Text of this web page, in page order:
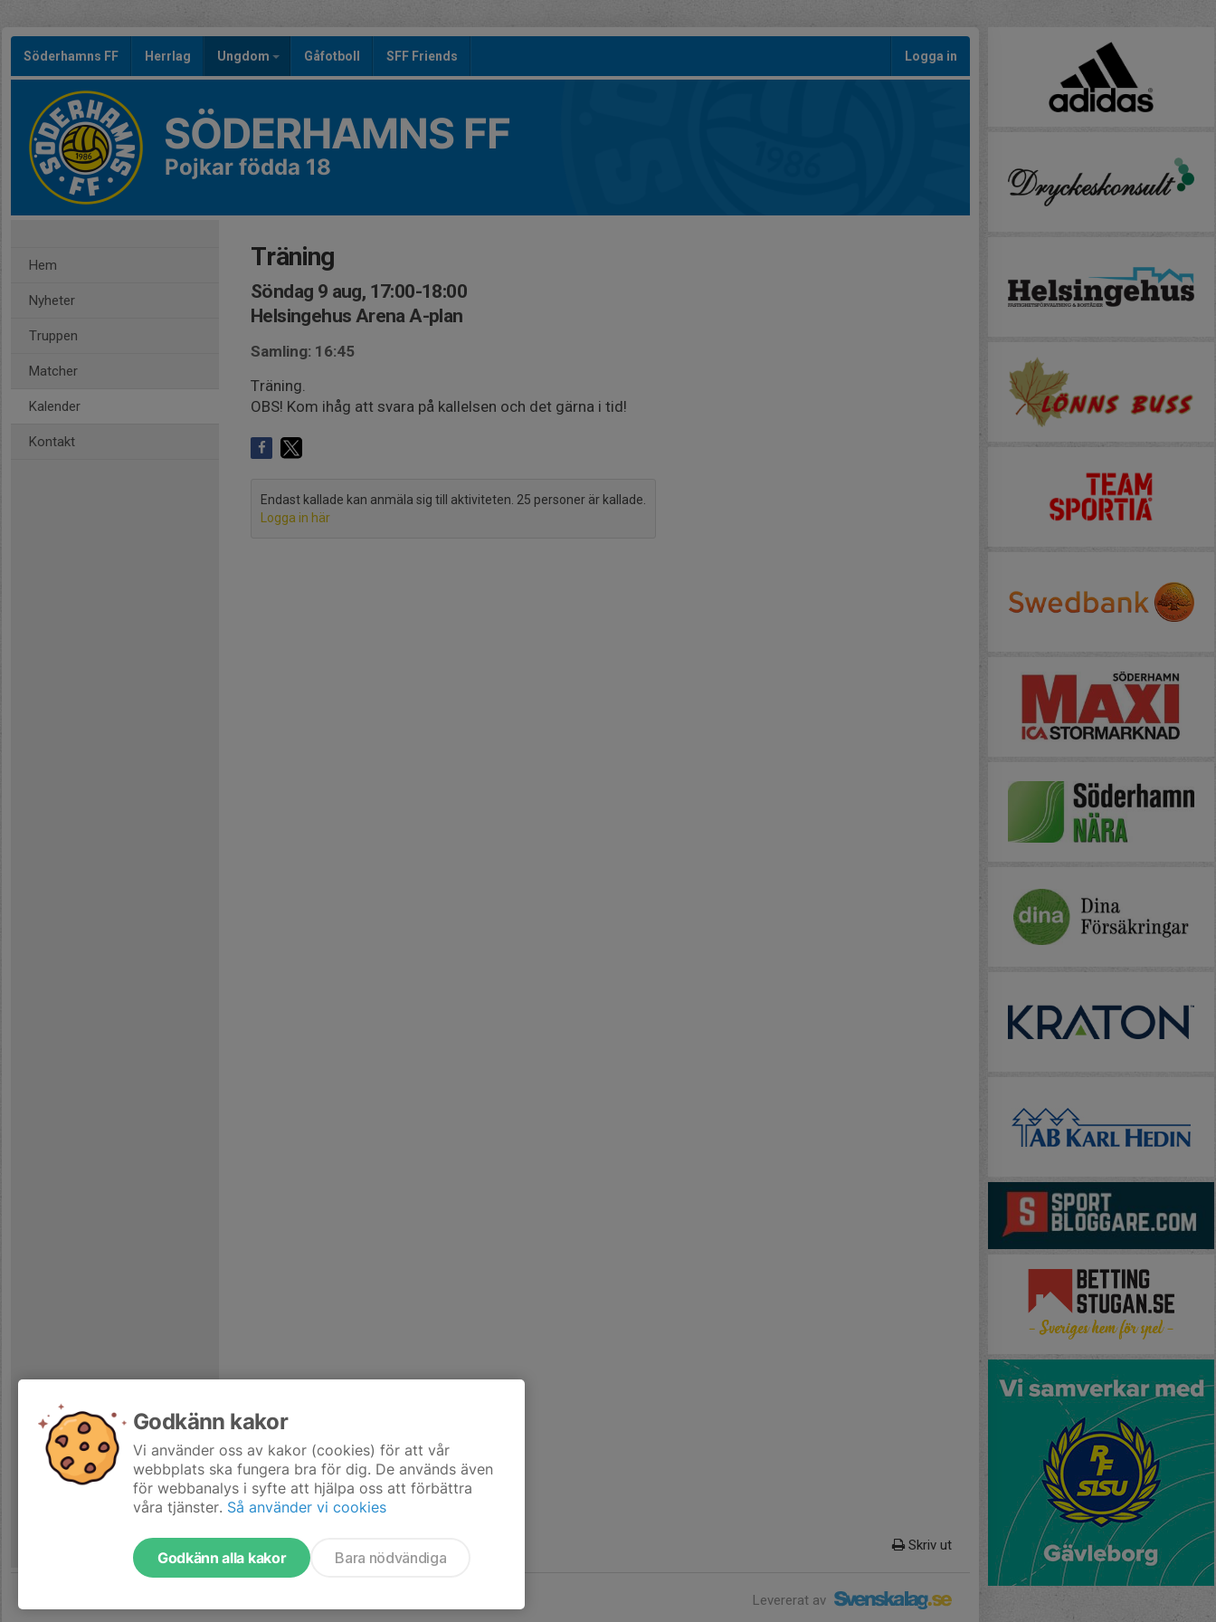
Söderhamns FF Herrlag Ungdom Gåfotboll SFF Friends Logga in
SÖDERHAMNS FF
Pojkar födda 18
Hem
Nyheter
Truppen
Matcher
Kalender
Kontakt
Träning
Söndag 9 aug, 17:00-18:00
Helsingehus Arena A-plan
Samling: 16:45
Träning.
OBS! Kom ihåg att svara på kallelsen och det gärna i tid!
Endast kallade kan anmäla sig till aktiviteten. 25 personer är kallade.
Logga in här
Skriv ut
Levererat av
Godkänn kakor
Vi använder oss av kakor (cookies) för att vår
webbplats ska fungera bra för dig. De används även
för webbanalys i syfte att hjälpa oss att förbättra
våra tjänster. Så använder vi cookies
Godkänn alla kakor Bara nödvändiga